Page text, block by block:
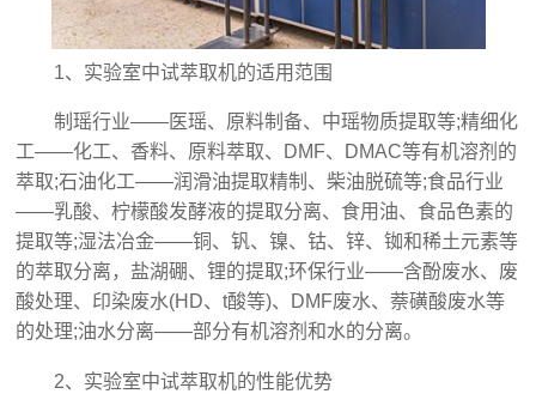
1、实验室中试萃取机的适用范围
制瑶行业——医瑶、原料制备、中瑶物质提取等;精细化
工——化工、香料、原料萃取、DMF、DMAC等有机溶剂的
萃取;石油化工——润滑油提取精制、柴油脱硫等;食品行业
——乳酸、柠檬酸发酵液的提取分离、食用油、食品色素的
提取等;湿法冶金——铜、钒、镍、钴、锌、铷和稀土元素等
的萃取分离，盐湖硼、锂的提取;环保行业——含酚废水、废
酸处理、印染废水(HD、t酸等)、DMF废水、萘磺酸废水等
的处理;油水分离——部分有机溶剂和水的分离。
2、实验室中试萃取机的性能优势